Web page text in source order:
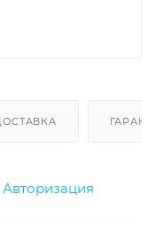
Авторизация